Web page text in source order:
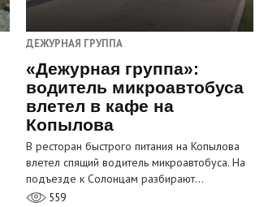
ДЕЖУРНАЯ ГРУППА
«Дежурная группа»:
водитель микроавтобуса
влетел в кафе на
Копылова
В ресторан быстрого питания на Копылова
влетел спящий водитель микроавтобуса. На
подъезде к Солонцам разбирают…
559